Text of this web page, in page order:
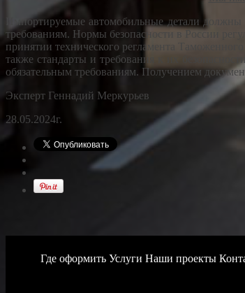
Импортируемые автомобильные детали должны
требованиям. Нормы безопасности в России
принятии технического регламента
также стандарты и требования к их
обязательным требованиям. Получением
Эксперт Геннадий Меркурьев
28.05.2024г.
Где оформить Услуги Наши проекты